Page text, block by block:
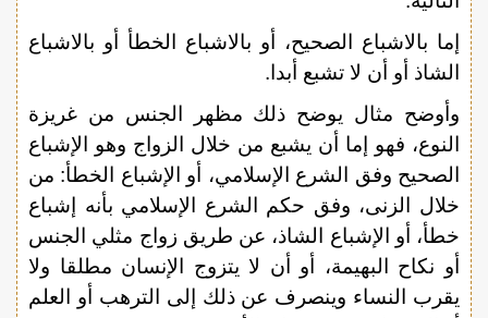
إما بالاشباع الصحيح، أو بالاشباع الخطأ أو بالاشباع
الشاذ أو أن لا تشبع أبدا.
وأوضح مثال يوضح ذلك مظهر الجنس من غريزة
النوع، فهو إما أن يشبع من خلال الزواج وهو الإشباع
الصحيح وفق الشرع الإسلامي، أو الإشباع الخطأ: من
خلال الزنى، وفق حكم الشرع الإسلامي بأنه إشباع
خطأ، أو الإشباع الشاذ، عن طريق زواج مثلي الجنس
أو نكاح البهيمة، أو أن لا يتزوج الإنسان مطلقا ولا
يقرب النساء وينصرف عن ذلك إلى الترهب أو العلم